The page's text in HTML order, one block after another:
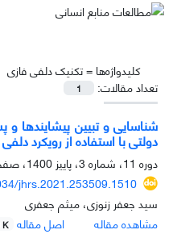
کلیدواژه‌ها =تکنیک دلفی فازی
تعداد مقالات:
1
شناسایی و تبیین پیشایندها
دولتی با استفاده از رویکرد
دوره 11، شماره 3، پاییز 1400، صفحه
jhrs.2021.253509.1510
سید جعفر زنوزی، میثم جعفری
مشاهده مقاله
اصل مقاله